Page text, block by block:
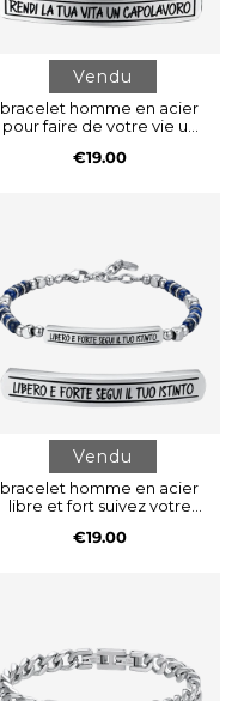
Vendu
bracelet homme en acier
pour faire de votre vie un
€19.00
Vendu
bracelet homme en acier
libre et fort suivez votre
€19.00